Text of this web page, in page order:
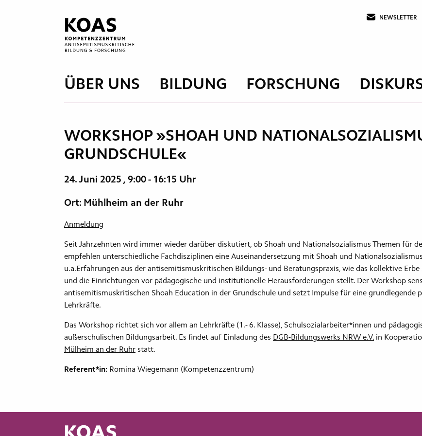
Inhalt
springen
NEWSLETTER
ÜBER UNS BILDUNG FORSCHUNG
WORKSHOP »SHOAH UND
GRUNDSCHULE«
24. Juni 2025 , 9:00 - 16:15 Uhr
Ort: Mühlheim an der Ruhr
Anmeldung
Seit Jahrzehnten wird immer wieder darüber diskutiert, ob Shoah und Nationalsozialismus Themen für
empfehlen unterschiedliche Fachdisziplinen eine Auseinandersetzung mit Shoah und
u.a.Erfahrungen aus der antisemitismuskritischen Bildungs- und Beratungspraxis, wie das kollektive
und die Einrichtungen vor pädagogische und institutionelle Herausforderungen stellt. Der Workshop
antisemitismuskritischen Shoah Education in der Grundschule und setzt Impulse für eine grundlegende
Lehrkräfte.
Das Workshop richtet sich vor allem an Lehrkräfte (1.- 6. Klasse), Schulsozialarbeiter*innen und
außerschulischen Bildungsarbeit. Es findet auf Einladung des DGB-Bildungswerks NRW e.V. in
Mülheim an der Ruhr statt.
Referent*in: Romina Wiegemann (Kompetenzzentrum)